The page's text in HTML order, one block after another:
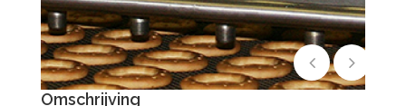
Omschrijving